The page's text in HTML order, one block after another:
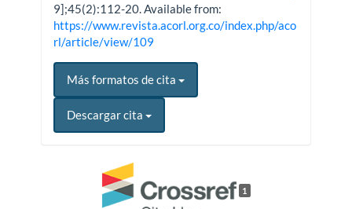
9];45(2):112-20. Available from:
https://www.revista.acorl.org.co/index.php/aco
rl/article/view/109
Más formatos de cita
Descargar cita
1